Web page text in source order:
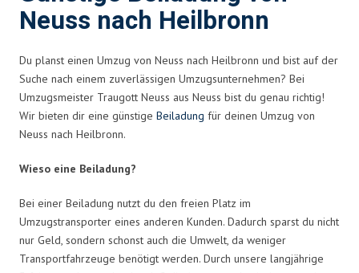
Neuss nach Heilbronn
Du planst einen Umzug von Neuss nach Heilbronn und bist auf der
Suche nach einem zuverlässigen Umzugsunternehmen? Bei
Umzugsmeister Traugott Neuss aus Neuss bist du genau richtig!
Wir bieten dir eine günstige Beiladung für deinen Umzug von
Neuss nach Heilbronn.
Wieso eine Beiladung?
Bei einer Beiladung nutzt du den freien Platz im
Umzugstransporter eines anderen Kunden. Dadurch sparst du nicht
nur Geld, sondern schonst auch die Umwelt, da weniger
Transportfahrzeuge benötigt werden. Durch unsere langjährige